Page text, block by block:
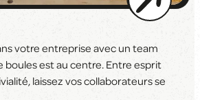
votre entreprise avec un team
boules est au centre. Entre esprit
laissez vos collaborateurs se